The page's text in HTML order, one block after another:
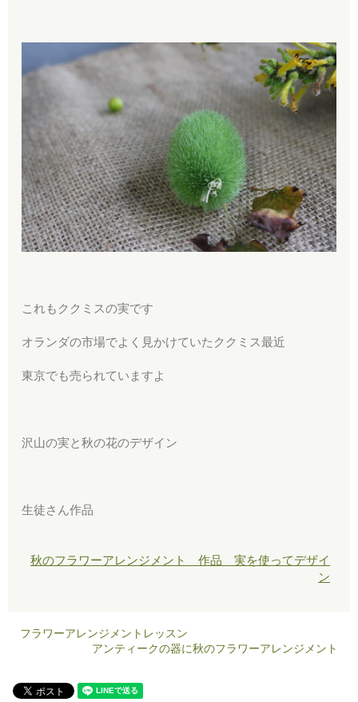
これもククミスの実です
オランダの市場でよく見かけていたククミス最近
東京でも売られていますよ
沢山の実と秋の花のデザイン
生徒さん作品
秋のフラワーアレンジメント 作品 実を使ってデザイ
ン
フラワーアレンジメントレッスン
アンティークの器に秋のフラワーアレンジメント